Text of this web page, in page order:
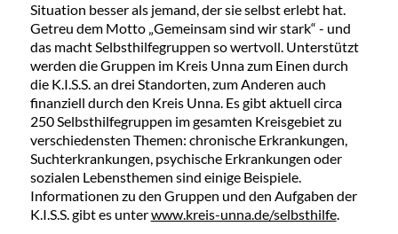
Situation besser als jemand, der sie selbst erlebt hat.
Getreu dem Motto „Gemeinsam sind wir stark“ - und
das macht Selbsthilfegruppen so wertvoll. Unterstützt
werden die Gruppen im Kreis Unna zum Einen durch
die K.I.S.S. an drei Standorten, zum Anderen auch
finanziell durch den Kreis Unna. Es gibt aktuell circa
250 Selbsthilfegruppen im gesamten Kreisgebiet zu
verschiedensten Themen: chronische Erkrankungen,
Suchterkrankungen, psychische Erkrankungen oder
sozialen Lebensthemen sind einige Beispiele.
Informationen zu den Gruppen und den Aufgaben der
K.I.S.S. gibt es unterwww.kreis-unna.de/selbsthilfe.